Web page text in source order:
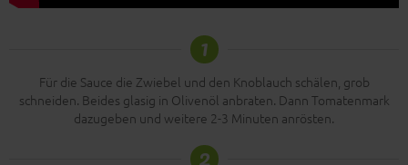
1
Für die Sauce die Zwiebel und den Knoblauch schälen, grob
schneiden. Beides glasig in Olivenöl anbraten. Dann Tomatenmark
dazugeben und weitere 2-3 Minuten anrösten.
2